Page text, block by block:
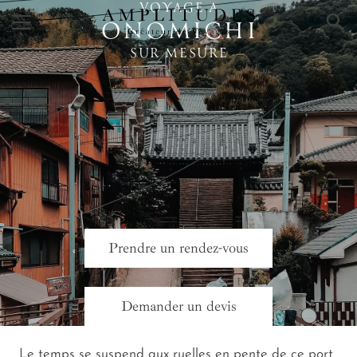
× VOYAGE A
ONOMICHI
SUR MESURE
Prendre un rendez-vous
Demander un devis
Le temps se suspend aux ruelles en pente de ce port